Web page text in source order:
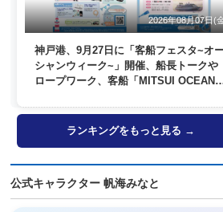
2026年08月07日(
神戸港、9月27日に「客船フェスタ~オ
シャンウィーク~」開催、船長トークや
ロープワーク、客船「MITSUI OCEAN
ランキングをもっと見る →
公式キャラクター 帆海みなと